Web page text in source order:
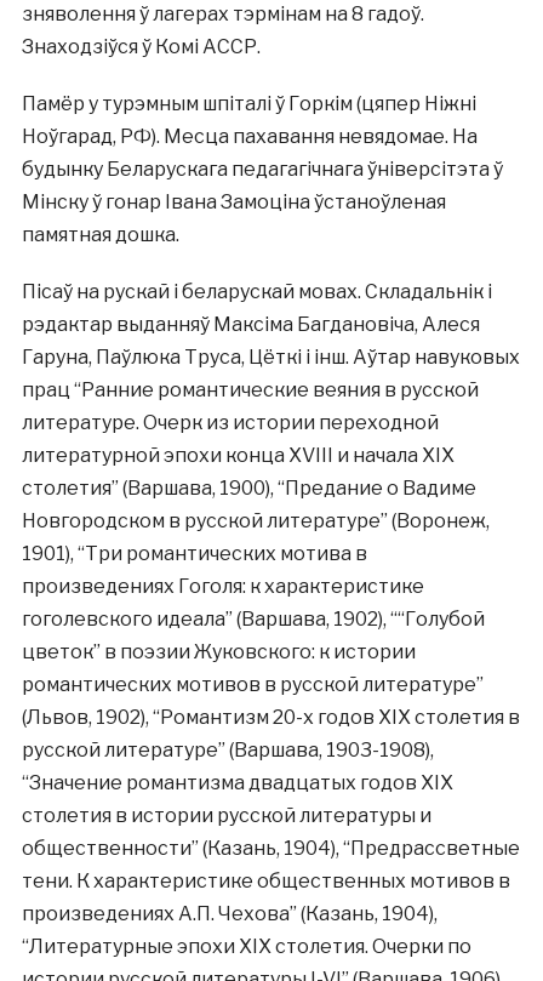
зняволення ў лагерах тэрмінам на 8 гадоў.
Знаходзіўся ў Комі АССР.
Памёр у турэмным шпіталі ў Горкім (цяпер Ніжні
Ноўгарад, РФ). Месца пахавання невядомае. На
будынку Беларускага педагагічнага ўніверсітэта ў
Мінску ў гонар Івана Замоціна ўстаноўленая
памятная дошка.
Пісаў на рускай і беларускай мовах. Складальнік і
рэдактар выданняў Максіма Багдановіча, Алеся
Гаруна, Паўлюка Труса, Цёткі і інш. Аўтар навуковых
прац “Ранние романтические веяния в русской
литературе. Очерк из истории переходной
литературной эпохи конца XVIII и начала XIX
столетия” (Варшава, 1900), “Предание о Вадиме
Новгородском в русской литературе” (Воронеж,
1901), “Три романтических мотива в
произведениях Гоголя: к характеристике
гоголевского идеала” (Варшава, 1902), ““Голубой
цветок” в поэзии Жуковского: к истории
романтических мотивов в русской литературе”
(Львов, 1902), “Романтизм 20-х годов XIX столетия в
русской литературе” (Варшава, 1903-1908),
“Значение романтизма двадцатых годов XIX
столетия в истории русской литературы и
общественности” (Казань, 1904), “Предрассветные
тени. К характеристике общественных мотивов в
произведениях А.П. Чехова” (Казань, 1904),
“Литературные эпохи XIX столетия. Очерки по